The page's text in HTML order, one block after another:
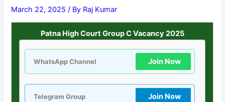
March 22, 2025/ By Raj Kumar
Patna High Court Group C Vacancy 2025
WhatsApp Channel Join Now
Telegram Group Join Now